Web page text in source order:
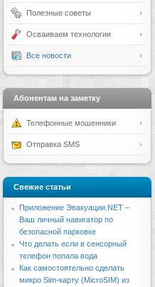
Полезные советы
Осваиваем технологии
Все новости
Абонентам на заметку
Телефонные мошенники
Отправка SMS
Свежие статьи
Приложение Эвакуации.NET –
Ваш личный навигатор по
безопасной парковке
Что делать если в сенсорный
телефон попала вода
Как самостоятельно сделать
микро Sim-карту (MicroSIM) из